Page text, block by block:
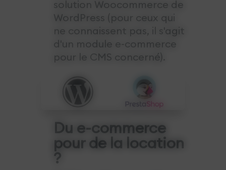
solution Woocommerce de
WordPress (pour ceux qui
ne connaissent pas, il s'agit
d'un module e-commerce
pour le CMS concerné).
Du e-commerce
pour de la location
?